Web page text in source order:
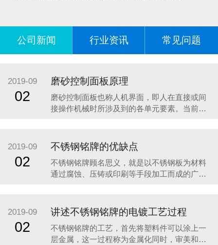
公司新闻 行业资讯 常见问题
2019-09
02
磨砂控制面板原理
磨砂控制面板也称人机界面，即人在直接或间
接操作机械时所涉及到的各单元要素。当前，
的纽带，直接影响到机械的工作效率、操作的
安全性、准确性和可靠性等等，因此人机界面
设计是机械设计中的一个重要环节。目前机械
设计中仅注
2019-09
02
不锈钢铭牌的优缺点
不锈钢铭牌顾名思义，就是以不锈钢板为材料
通过腐蚀、压铸或印刷等手段加工而成的广告
观、线条清晰、深度合适、底面平整、色彩饱
满、拉丝均匀、表面色泽一致等特点。下面介
绍一下不锈钢铭牌的相关知识。 不锈钢是一
2019-09
02
讲述不锈钢铭牌的电镀工艺过程
不锈钢铭牌的工艺，首先将塑料件可以涂上一
层金属，这一过程称为金属化同时，审美和机